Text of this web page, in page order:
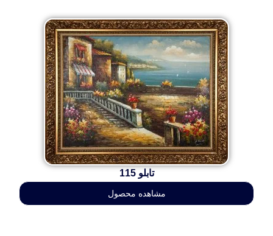
تابلو 115
مشاهده محصول